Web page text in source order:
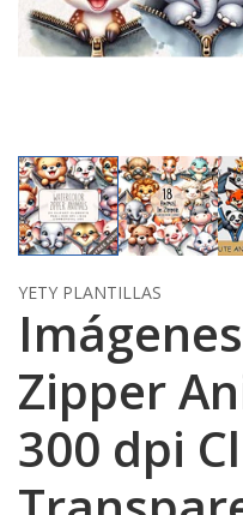
YETY PLANTILLAS
Zipper
300 dpi